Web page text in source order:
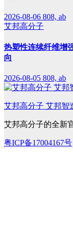
2026-08-06 808, ab
艾邦高分子
热塑性连续纤维增
向
2026-08-05 808, ab
艾邦高分子 艾邦智
艾邦高分子的全新
粤ICP备17004167号